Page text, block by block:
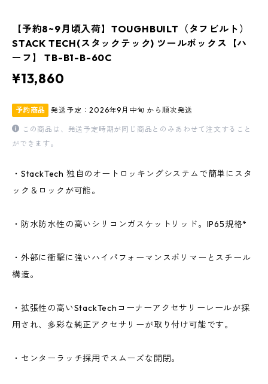
【予約8~9月頃入荷】TOUGHBUILT（タフビルト）
STACK TECH(スタックテック) ツールボックス【ハ
ーフ】 TB-B1-B-60C
¥13,860
予約商品 発送予定：2026年9月中旬 から順次発送
この商品は、発送予定時期が同じ商品とのみあわせて注文すること
ができます。
・StackTech 独自のオートロッキングシステムで簡単にスタ
ック＆ロックが可能。
・防水防水性の高いシリコンガスケットリッド。IP65規格*
・外部に衝撃に強いハイパフォーマンスポリマーとスチール
構造。
・拡張性の高いStackTechコーナーアクセサリーレールが採
用され、多彩な純正アクセサリーが取り付け可能です。
・センターラッチ採用でスムーズな開閉。